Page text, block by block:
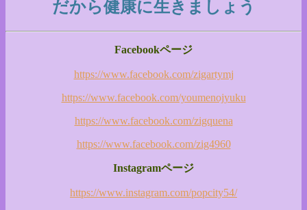
だから健康に生きましょう
Facebookページ
https://www.facebook.com/zigartymj
https://www.facebook.com/youmenojyuku
https://www.facebook.com/zigquena
https://www.facebook.com/zig4960
Instagramページ
https://www.instagram.com/popcity54/